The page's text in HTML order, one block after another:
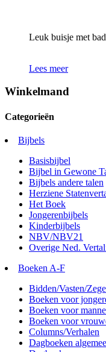
Leuk buisje met
Lees meer
Winkelmand
Categorieën
Bijbels
Basisbijbel
Bijbel in Gewone
Bijbels andere talen
Herziene
Het Boek
Jongerenbijbels
Kinderbijbels
NBV/NBV21
Overige Ned.
Boeken A-F
Bidden/Vasten/
Boeken voor
Boeken voor
Boeken voor
Columns/Verhalen
Dagboeken